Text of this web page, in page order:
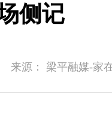
侧记
来源： 梁平融媒-家